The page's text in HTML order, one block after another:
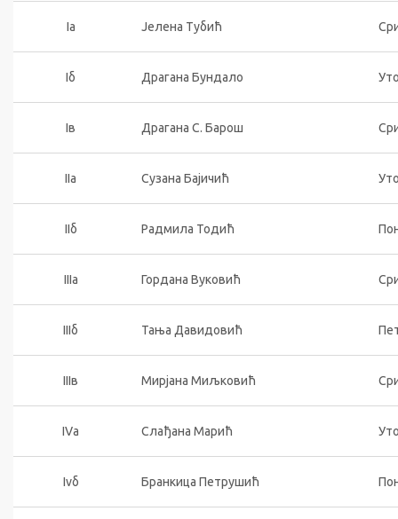
Iа Јелена Тубић
Iб Драгана Бундало
Iв Драгана С. Барош
IIа Сузана Бајичић
IIб Радмила Тодић
IIIа Гордана Вуковић
IIIб Тања Давидовић
IIIв Мирјана Миљковић
IVа Слађана Марић
Ivб Бранкица Петрушић